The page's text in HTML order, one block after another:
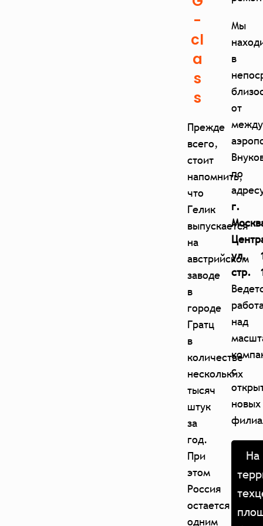
-
cl
a
s
s
Прежде
всего,
стоит
напомнить,
что
Гелик
выпускается
на
австрийском
заводе
в
городе
Гратц
в
количестве
нескольких
тысяч
штук
за
год.
При
этом
Россия
остается
одним
Мы
в
от
по
г.
ул.
стр.
над
с
новых
На